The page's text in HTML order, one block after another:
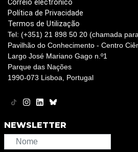
Correio electrónico
Política de Privacidade
Termos de Utilização
Tel: (+351) 21 898 50 20 (chamada
Pavilhão do Conhecimento - Centro
Largo José Mariano Gago n.º1
Parque das Nações
1990-073 Lisboa, Portugal
NEWSLETTER